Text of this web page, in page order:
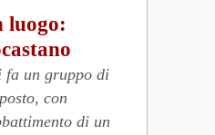
luogo:
fa un gruppo di
con
di un